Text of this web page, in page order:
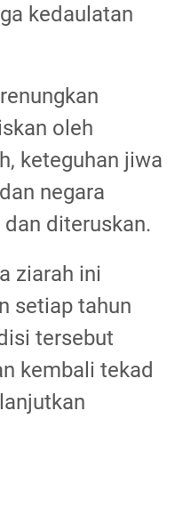
kedaulatan
oleh
keteguhan jiwa
negara
diteruskan.
ziarah ini
setiap tahun
tersebut
kembali tekad